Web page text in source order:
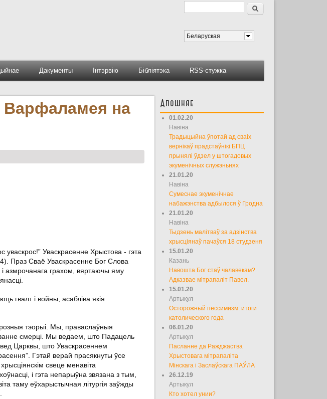
Форма пошуку
Пошук
Беларуская
Дакументы Інтэрвію Бібліятэка RSS-стужка
Варфаламея на
уваскрос!” Уваскрасенне Хрыстова - гэта
Праз Сваё Уваскрасенне Бог Слова
азмрочанага грахом, вяртаючы яму
гвалт і войны, асабліва якія
тэорыі. Мы, праваслаўныя
смерці. Мы ведаем, што Падацель
Царквы, што Уваскрасеннем
Гэтай верай прасякнуты ўсе
свеце менавіта
і гэта непарыўна звязана з тым,
таму еўхарыстычная літургія заўжды
Апошняе
01.02.20
Навіна
Традыцыйна ўпотай ад сваіх
вернікаў прадстаўнікі БПЦ
прынялі ўдзел у штогадовых
экуменічных служэньнях
21.01.20
Навіна
Сумеснае экуменічнае
набажэнства адбылося ў Гродна
21.01.20
Навіна
Тыдзень малітваў за адзінства
хрысціянаў пачаўся 18 студзеня
15.01.20
Казань
Навошта Бог стаў чалавекам?
Адказвае мітрапаліт Павел.
15.01.20
Артыкул
Осторожный пессимизм: итоги
католического года
06.01.20
Артыкул
Пасланне да Ражджаства
Хрыстовага мітрапаліта
Мінскага і Заслаўскага ПАЎЛА
26.12.19
Артыкул
Кто хотел унии?